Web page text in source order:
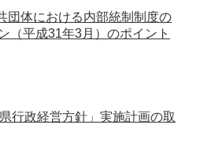
団体における内部統制制度の
（平成31年3月）のポイント
行政経営方針」実施計画の取